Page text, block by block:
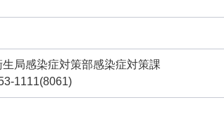
局感染症対策部感染症対策課
1111(8061)